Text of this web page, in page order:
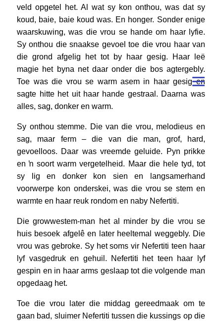
veld opgetel het. Al wat sy kon onthou, was dat sy
koud, baie, baie koud was. En honger. Sonder enige
waarskuwing, was die vrou se hande om haar lyfie.
Sy onthou die snaakse gevoel toe die vrou haar van
die grond afgelig het tot by haar gesig. Haar leë
magie het byna net daar onder die bos agtergebly.
Toe was die vrou se warm asem in haar gesig en
sagte hitte het uit haar hande gestraal. Daarna was
alles, sag, donker en warm.
Sy onthou stemme. Die van die vrou, melodieus en
sag, maar ferm – die van die man, grof, hard,
gevoelloos. Daar was vreemde geluide. Pyn prikke
en ŉ soort warm vergetelheid. Maar die hele tyd, tot
sy lig en donker kon sien en langsamerhand
voorwerpe kon onderskei, was die vrou se stem en
warmte en haar reuk rondom en naby Nefertiti.
Die growwestem-man het al minder by die vrou se
huis besoek afgelê en later heeltemal weggebly. Die
vrou was gebroke. Sy het soms vir Nefertiti teen haar
lyf vasgedruk en gehuil. Nefertiti het teen haar lyf
gespin en in haar arms geslaap tot die volgende man
opgedaag het.
Toe die vrou later die middag gereedmaak om te
gaan bad, sluimer Nefertiti tussen die kussings op die